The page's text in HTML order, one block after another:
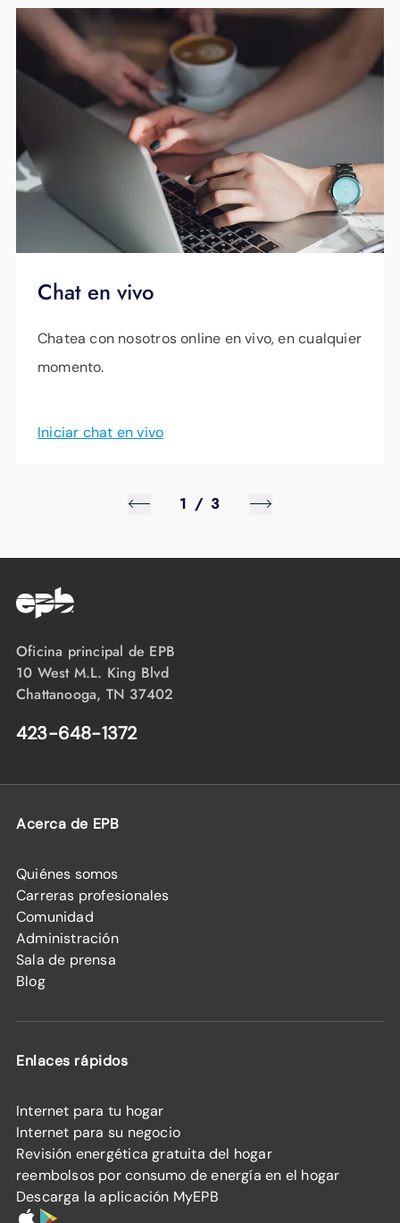
habilitaremos el firewall del enrutador.
Además, Smart Net Plus for Business incluye
seguridad de inteligencia artificial de nivel
empresarial que protege continuamente su
red, sus usuarios y su empresa de ataques en
constante evolución, como phishing, malware,
ransomware y más. Este sistema siempre
activo detecta de inmediato nuevos
ciberataques y aísla automáticamente los
parámetros normales para evitar que las
Chat en vivo
Chatea con nosotros online en vivo, en cualquier
momento.
Iniciar chat en vivo
1 / 3
Oficina principal de EPB
10 West M.L. King Blvd
Chattanooga, TN 37402
423-648-1372
Acerca de EPB
Quiénes somos
Carreras profesionales
Comunidad
Administración
Sala de prensa
Blog
Enlaces rápidos
Internet para tu hogar
Internet para su negocio
Revisión energética gratuita del hogar
reembolsos por consumo de energía en el hogar
Descarga la aplicación MyEPB